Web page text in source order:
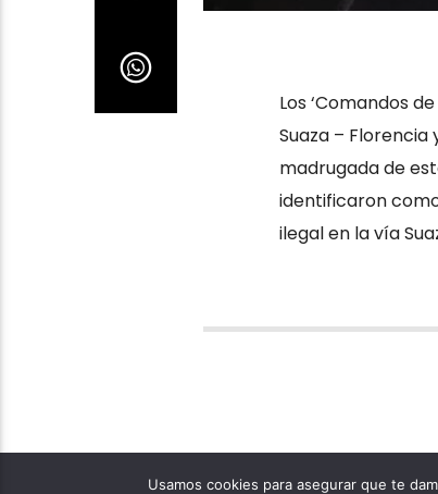
Los ‘Comandos
Suaza –
madrugada de
identificaron
ilegal en la vía
Usamos cookies para asegurar que te